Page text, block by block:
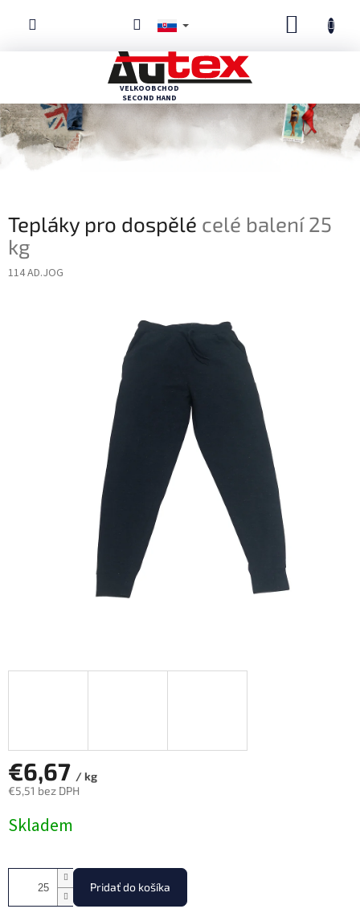
Tepláky pro dospělé celé balení 25
kg
114 AD.JOG
€6,67 / kg
€5,51 bez DPH
cena:
Skladem
Pridať do košíka